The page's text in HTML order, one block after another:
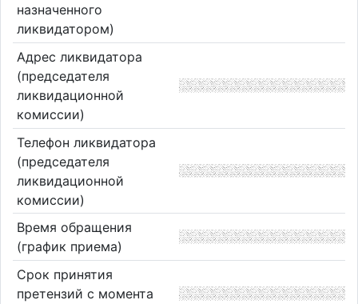
назначенного
ликвидатором)
Адрес ликвидатора
(председателя
ликвидационной
комиссии)
Телефон ликвидатора
(председателя
ликвидационной
комиссии)
Время обращения
(график приема)
Срок принятия
претензий с момента